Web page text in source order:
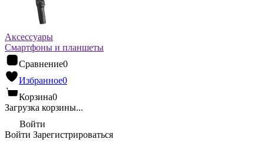
Аксессуары
Смартфоны и планшеты
Сравнение0
Избранное0
Корзина0
Загрузка корзины...
Войти
Войти Зарегистрироваться